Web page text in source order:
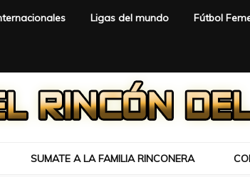
Ligas del mundo Fútbol
SUMATE A LA FAMILIA RINCONERA